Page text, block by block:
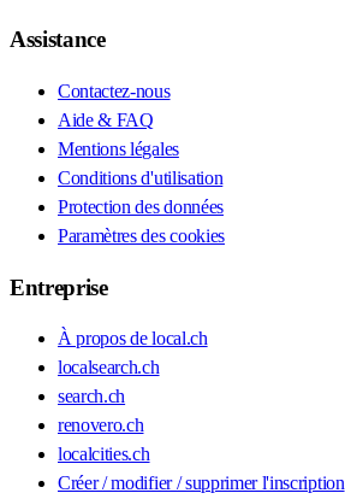
Assistance
Contactez-nous
Aide & FAQ
Mentions légales
Conditions d'utilisation
Protection des données
Paramètres des cookies
Entreprise
À propos de local.ch
localsearch.ch
search.ch
renovero.ch
localcities.ch
Créer / modifier / supprimer l'inscription